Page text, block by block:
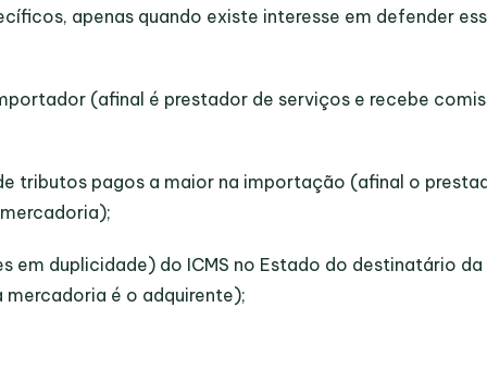
apenas quando existe interesse em defender
(afinal é prestador de serviços e recebe
tributos pagos a maior na importação (afinal o
em duplicidade) do ICMS no Estado do destinatário da
mercadoria é o adquirente);